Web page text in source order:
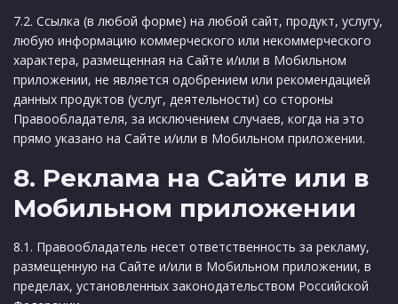
7.2. Ссылка (в любой форме) на любой сайт, продукт, услугу,
любую информацию коммерческого или некоммерческого
характера, размещенная на Сайте и/или в Мобильном
приложении, не является одобрением или рекомендацией
данных продуктов (услуг, деятельности) со стороны
Правообладателя, за исключением случаев, когда на это
прямо указано на Сайте и/или в Мобильном приложении.
8. Реклама на Сайте или в
Мобильном приложении
8.1. Правообладатель несет ответственность за рекламу,
размещенную на Сайте и/или в Мобильном приложении, в
пределах, установленных законодательством Российской